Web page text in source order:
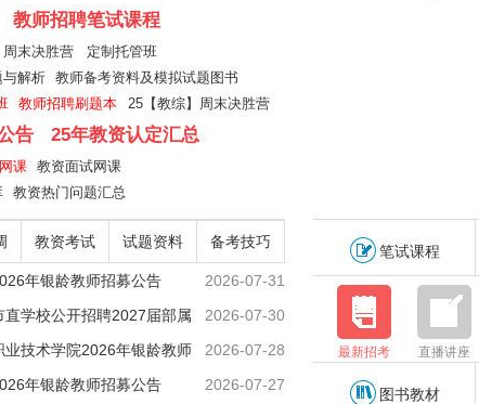
教师招聘笔试课程
周末决胜营
定制托管班
与解析 教师备考资料及模拟试题图书
教师招聘刷题本 25【教综】周末决胜营
告 25年教资认定汇总
课 教资面试网课
教资热门问题汇总
教资考试 试题资料 备考技巧
2026-07-31
年银龄教师招募公告
2026-07-30
直学校公开招聘2027届部属
2026-07-28
业技术学院2026年银龄教师
2026-07-27
年银龄教师招募公告
笔试课程
最新招考 直播讲座
图书教材